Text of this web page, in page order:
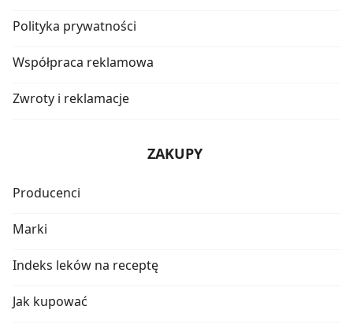
Polityka prywatności
Współpraca reklamowa
Zwroty i reklamacje
ZAKUPY
Producenci
Marki
Indeks leków na receptę
Jak kupować